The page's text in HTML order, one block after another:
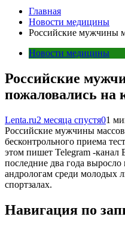
Главная
Новости медицины
Российские мужчины
Новости медицины
Российские
пожаловались на
Lenta.ru2 месяца спустя01
Российские мужчины
бесконтрольного приема
этом пишет Telegram -канал
последние два года
андрологам среди молодых
спортзалах.
Навигация по